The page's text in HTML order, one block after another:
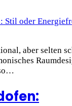
aber selten